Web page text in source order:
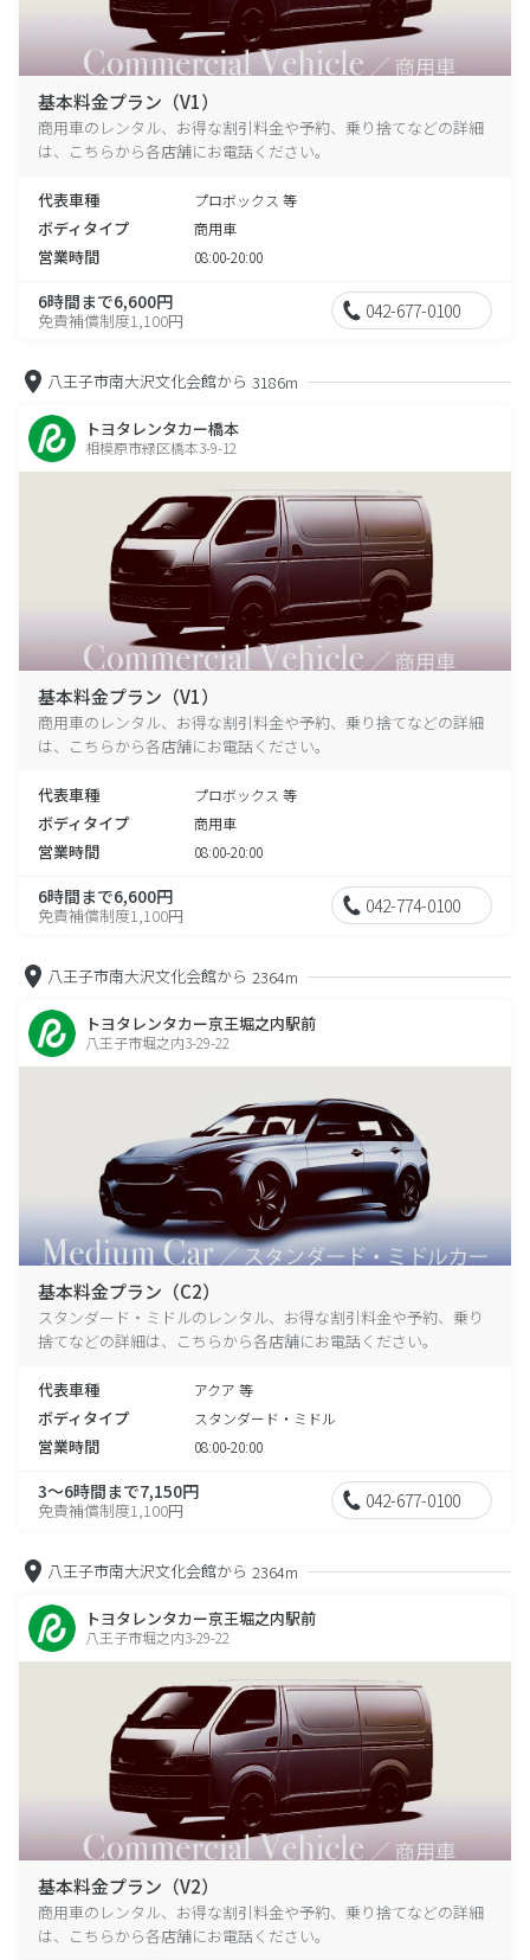
基本料金プラン（V1）
商用車のレンタル、お得な割引料金や予約、乗り捨てなどの詳細
は、こちらから各店舗にお電話ください。
代表車種 プロボックス 等
ボディタイプ 商用車
営業時間 08:00-20:00
6時間まで6,600円
免責補償制度1,100円 042-677-0100
八王子市南大沢文化会館から 3186m
トヨタレンタカー橋本
相模原市緑区橋本3-9-12
基本料金プラン（V1）
商用車のレンタル、お得な割引料金や予約、乗り捨てなどの詳細
は、こちらから各店舗にお電話ください。
代表車種 プロボックス 等
ボディタイプ 商用車
営業時間 08:00-20:00
6時間まで6,600円
免責補償制度1,100円 042-774-0100
八王子市南大沢文化会館から 2364m
トヨタレンタカー京王堀之内駅前
八王子市堀之内3-29-22
基本料金プラン（C2）
スタンダード・ミドルのレンタル、お得な割引料金や予約、乗り
捨てなどの詳細は、こちらから各店舗にお電話ください。
代表車種 アクア 等
ボディタイプ スタンダード・ミドル
営業時間 08:00-20:00
3～6時間まで7,150円
免責補償制度1,100円 042-677-0100
八王子市南大沢文化会館から 2364m
トヨタレンタカー京王堀之内駅前
八王子市堀之内3-29-22
基本料金プラン（V2）
商用車のレンタル、お得な割引料金や予約、乗り捨てなどの詳細
は、こちらから各店舗にお電話ください。